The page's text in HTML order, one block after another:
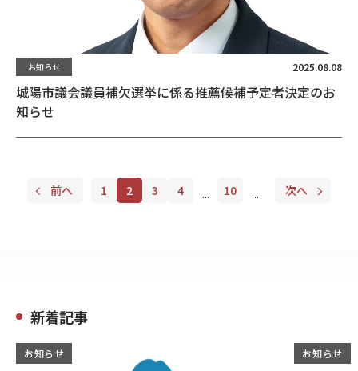
お知らせ 2025.08.08
城陽市議会議員補欠選挙に係る推薦候補予定者決定のお
知らせ
前へ 1 2 3 4 ... 10 ... 次へ
新着記事
お知らせ お知らせ